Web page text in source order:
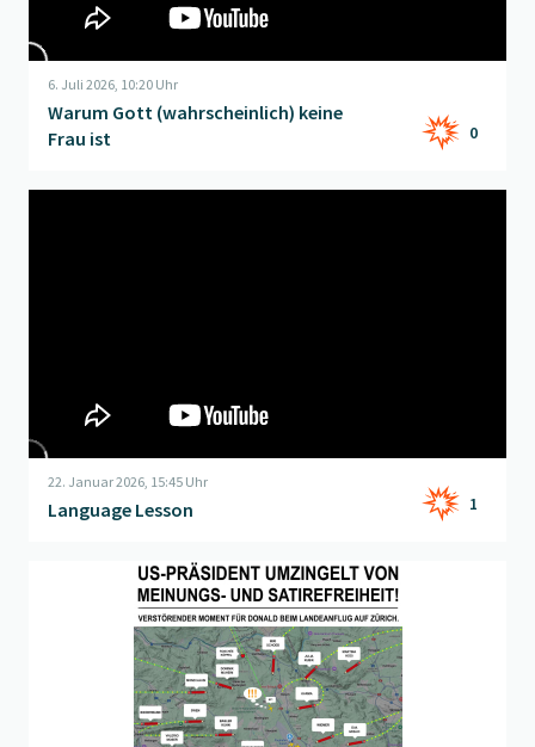
6. Juli 2026, 10:20 Uhr
Warum Gott (wahrscheinlich) keine
Frau ist
0
22. Januar 2026, 15:45 Uhr
Language Lesson 1
Flightradar" öffnen